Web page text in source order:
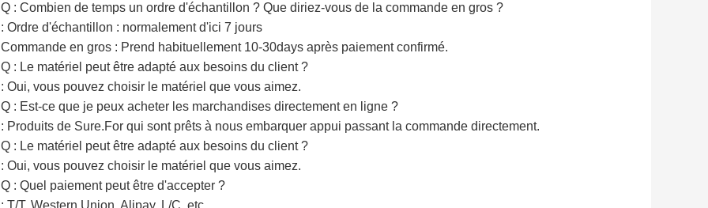
Q : Combien de temps un ordre d'échantillon ? Que diriez-vous de la commande en gros ?
: Ordre d'échantillon : normalement d'ici 7 jours
Commande en gros : Prend habituellement 10-30days après paiement confirmé.
Q : Le matériel peut être adapté aux besoins du client ?
: Oui, vous pouvez choisir le matériel que vous aimez.
Q : Est-ce que je peux acheter les marchandises directement en ligne ?
: Produits de Sure.For qui sont prêts à nous embarquer appui passant la commande directement.
Q : Le matériel peut être adapté aux besoins du client ?
: Oui, vous pouvez choisir le matériel que vous aimez.
Q : Quel paiement peut être d'accepter ?